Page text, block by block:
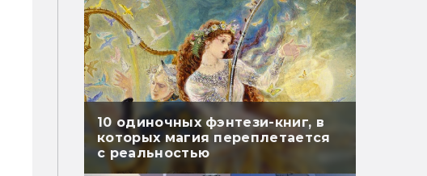
10 одиночных фэнтези-книг, в
которых магия переплетается
с реальностью